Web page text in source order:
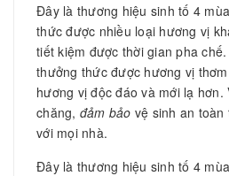
Đây là thương hiệu sinh tố 4
thức được nhiều loại hương vị
tiết kiệm được thời gian pha
thưởng thức được hương vị
hương vị độc đáo và mới lạ hơn.
chăng, đảm bảo vệ sinh an
với mọi nhà.
Đây là thương hiệu sinh tố 4